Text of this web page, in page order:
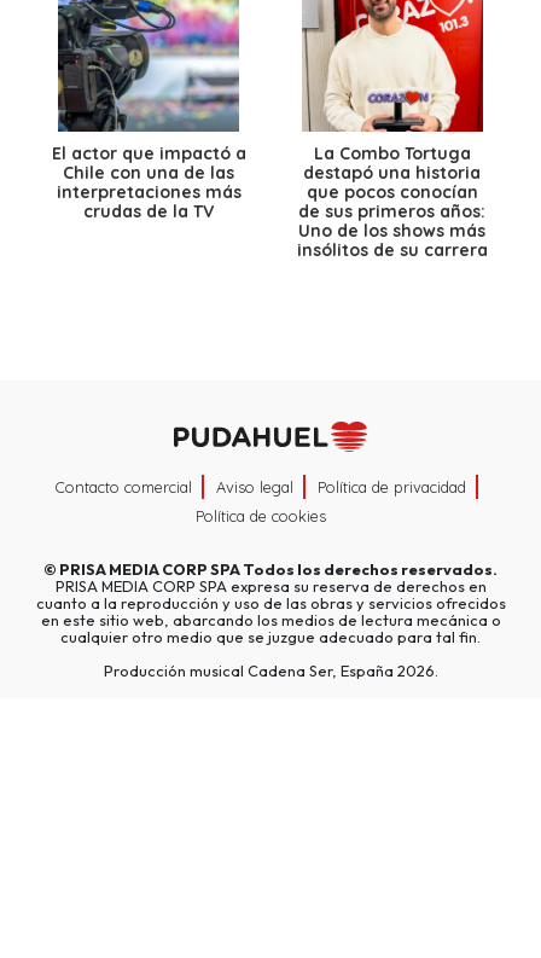
El actor que impactó a
Chile con una de las
interpretaciones más
crudas de la TV
La Combo Tortuga
destapó una historia
que pocos conocían
de sus primeros años:
Uno de los shows más
insólitos de su carrera
Contacto comercial Aviso legal
Política de privacidad
Política de cookies
© PRISA MEDIA CORP SPATodos los derechos reservados.
PRISA MEDIA CORP SPA expresa su reserva de derechos en
cuanto a la reproducción y uso de las obras y servicios ofrecidos
en este sitio web, abarcando los medios de lectura mecánica o
cualquier otro medio que se juzgue adecuado para tal fin.
Producción musical Cadena Ser, España 2026.